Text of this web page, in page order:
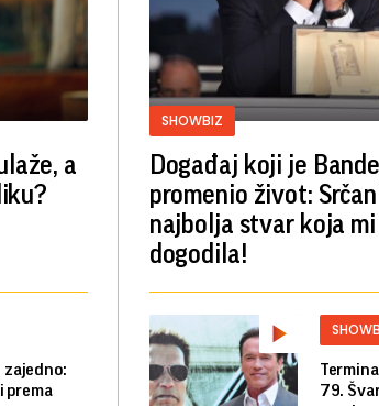
a
zajedno:
prema
SHOWBIZ
Događaj koji je
promenio život:
najbolja stvar koja
dogodila!
79.